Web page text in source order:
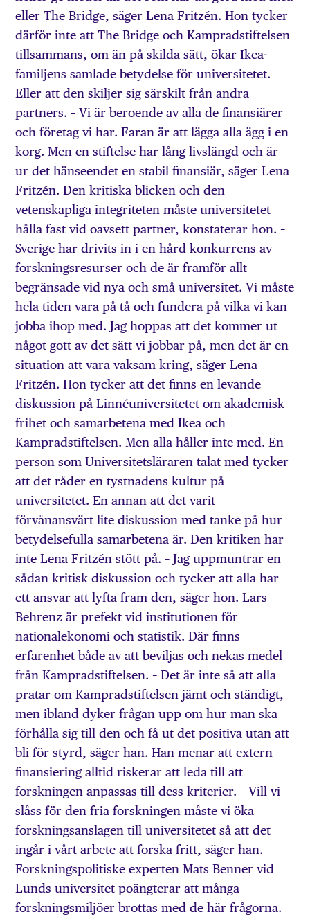
eller The Bridge, säger Lena Fritzén. Hon tycker
därför inte att The Bridge och Kampradstiftelsen
tillsammans, om än på skilda sätt, ökar Ikea-
familjens samlade betydelse för universitetet.
Eller att den skiljer sig särskilt från andra
partners. – Vi är beroende av alla de finansiärer
och företag vi har. Faran är att lägga alla ägg i en
korg. Men en stiftelse har lång livslängd och är
ur det hänseendet en stabil finansiär, säger Lena
Fritzén. Den kritiska blicken och den
vetenskapliga integriteten måste universitetet
hålla fast vid oavsett partner, konstaterar hon. –
Sverige har drivits in i en hård konkurrens av
forskningsresurser och de är framför allt
begränsade vid nya och små universitet. Vi måste
hela tiden vara på tå och fundera på vilka vi kan
jobba ihop med. Jag hoppas att det kommer ut
något gott av det sätt vi jobbar på, men det är en
situation att vara vaksam kring, säger Lena
Fritzén. Hon tycker att det finns en levande
diskussion på Linnéuniversitetet om akademisk
frihet och samarbetena med Ikea och
Kampradstiftelsen. Men alla håller inte med. En
person som Universitetsläraren talat med tycker
att det råder en tystnadens kultur på
universitetet. En annan att det varit
förvånansvärt lite diskussion med tanke på hur
betydelsefulla samarbetena är. Den kritiken har
inte Lena Fritzén stött på. – Jag uppmuntrar en
sådan kritisk diskussion och tycker att alla har
ett ansvar att lyfta fram den, säger hon. Lars
Behrenz är prefekt vid institutionen för
nationalekonomi och statistik. Där finns
erfarenhet både av att beviljas och nekas medel
från Kampradstiftelsen. – Det är inte så att alla
pratar om Kampradstiftelsen jämt och ständigt,
men ibland dyker frågan upp om hur man ska
förhålla sig till den och få ut det positiva utan att
bli för styrd, säger han. Han menar att extern
finansiering alltid riskerar att leda till att
forskningen anpassas till dess kriterier. – Vill vi
slåss för den fria forskningen måste vi öka
forskningsanslagen till universitetet så att det
ingår i vårt arbete att forska fritt, säger han.
Forskningspolitiske experten Mats Benner vid
Lunds universitet poängterar att många
forskningsmiljöer brottas med de här frågorna.